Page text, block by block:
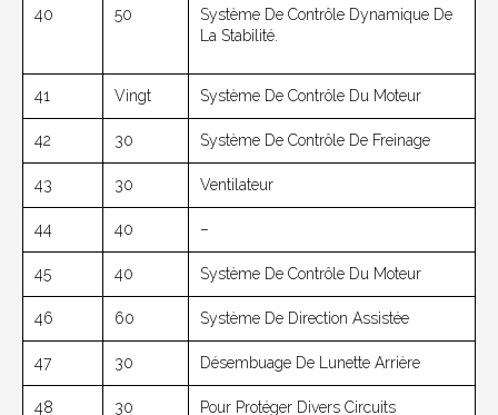
40 50
Système De Contrôle Dynamique De
La Stabilité.
41 Vingt Système De Contrôle Du Moteur
42 30 Système De Contrôle De Freinage
43 30 Ventilateur
44 40 –
45 40 Système De Contrôle Du Moteur
46 60 Système De Direction Assistée
47 30 Désembuage De Lunette Arrière
48 30 Pour Protéger Divers Circuits